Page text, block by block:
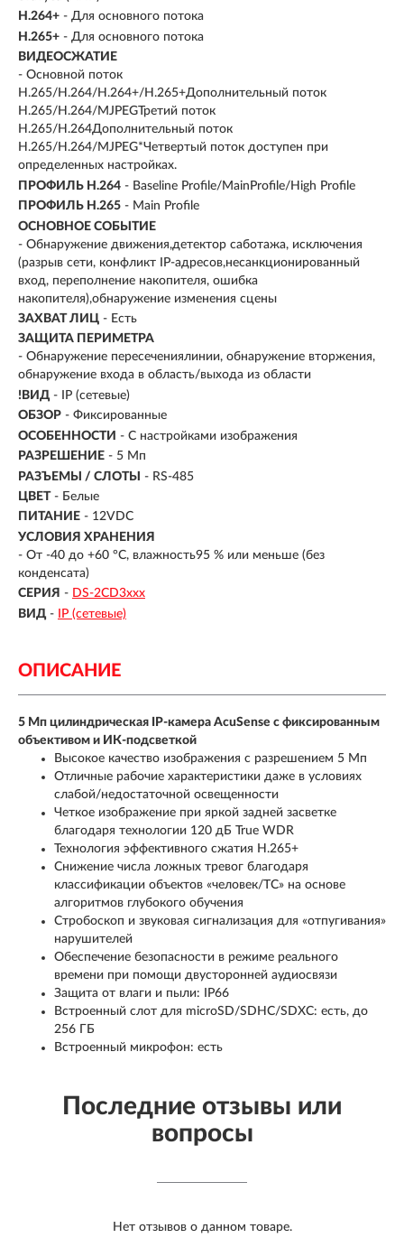
H.264+ - Для основного потока
H.265+ - Для основного потока
ВИДЕОСЖАТИЕ
- Основной поток
H.265/H.264/H.264+/H.265+Дополнительный поток
H.265/H.264/MJPEGТретий поток
H.265/H.264Дополнительный поток
H.265/H.264/MJPEG*Четвертый поток доступен при
определенных настройках.
ПРОФИЛЬ H.264 - Baseline Profile/MainProfile/High Profile
ПРОФИЛЬ H.265 - Main Profile
ОСНОВНОЕ СОБЫТИЕ
- Обнаружение движения,детектор саботажа, исключения
(разрыв сети, конфликт IP-адресов,несанкционированный
вход, переполнение накопителя, ошибка
накопителя),обнаружение изменения сцены
ЗАХВАТ ЛИЦ - Есть
ЗАЩИТА ПЕРИМЕТРА
- Обнаружение пересечениялинии, обнаружение вторжения,
обнаружение входа в область/выхода из области
!ВИД - IP (сетевые)
ОБЗОР - Фиксированные
ОСОБЕННОСТИ - С настройками изображения
РАЗРЕШЕНИЕ - 5 Мп
РАЗЪЕМЫ / СЛОТЫ
- RS-485
ЦВЕТ - Белые
ПИТАНИЕ - 12VDC
УСЛОВИЯ ХРАНЕНИЯ
- От -40 до +60 °C, влажность95 % или меньше (без
конденсата)
СЕРИЯ - DS-2CD3xxx
ВИД - IP (сетевые)
ОПИСАНИЕ
5 Мп цилиндрическая IP-камера AcuSense с фиксированным
объективом и ИК-подсветкой
Высокое качество изображения с разрешением 5 Мп
Отличные рабочие характеристики даже в условиях
слабой/недостаточной освещенности
Четкое изображение при яркой задней засветке
благодаря технологии 120 дБ True WDR
Технология эффективного сжатия H.265+
Снижение числа ложных тревог благодаря
классификации объектов «человек/ТС» на основе
алгоритмов глубокого обучения
Стробоскоп и звуковая сигнализация для «отпугивания»
нарушителей
Обеспечение безопасности в режиме реального
времени при помощи двусторонней аудиосвязи
Защита от влаги и пыли: IP66
Встроенный слот для microSD/SDHC/SDXC: есть, до
256 ГБ
Встроенный микрофон: есть
Последние отзывы или
вопросы
Нет отзывов о данном товаре.